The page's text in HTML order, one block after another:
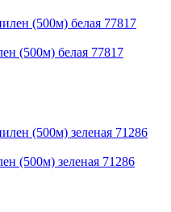
(500м) белая 77817
(500м) зеленая 71286